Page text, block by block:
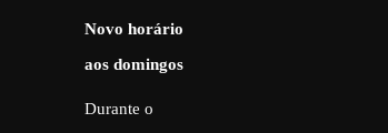
Novo horário
aos domingos
Durante o